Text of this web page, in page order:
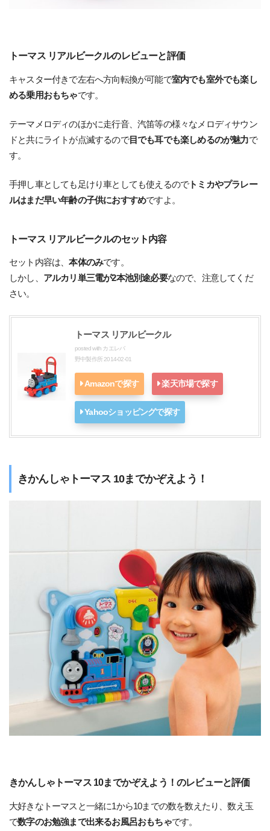
トーマス リアルビークルのレビューと評価
キャスター付きで左右へ方向転換が可能で室内でも室外でも楽し
める乗用おもちゃです。
テーマメロディのほかに走行音、汽笛等の様々なメロディサウン
ドと共にライトが点滅するので目でも耳でも楽しめるのが魅力で
す。
手押し車としても足けり車としても使えるのでトミカやプラレー
ルはまだ早い年齢の子供におすすめですよ。
トーマス リアルビークルのセット内容
セット内容は、本体のみです。
しかし、 アルカリ単三電が2本池別途必要なので、注意してくだ
さい。
トーマス リアルビークル
posted with カエレバ
野中製作所 2014-02-01
Amazonで探す 楽天市場で探す
Yahooショッピングで探す
きかんしゃトーマス 10までかぞえよう！
きかんしゃトーマス 10までかぞえよう！のレビューと評価
大好きなトーマスと一緒に1から10までの数を数えたり、数え玉
で数字のお勉強まで出来るお風呂おもちゃです。